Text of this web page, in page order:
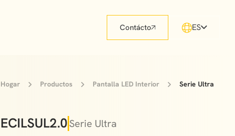
ES
Contácto
Hogar Productos Pantalla LED Interior Serie Ultra
ECILSUL2.0Serie Ultra